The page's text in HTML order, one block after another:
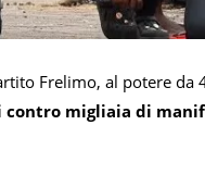
Frelimo, al potere da
contro migliaia di